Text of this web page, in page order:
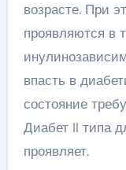
возрасте. При
проявляются в
впасть в
состояние
Диабет II типа
проявляет.